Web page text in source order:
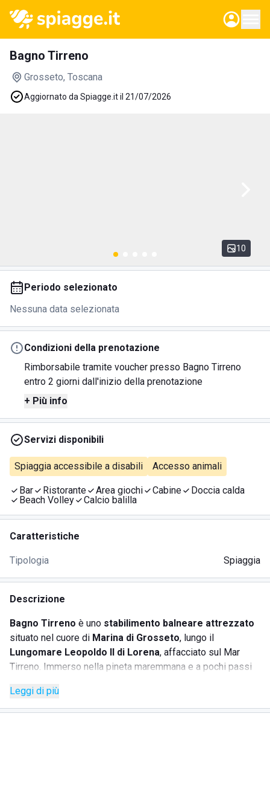
Bagno Tirreno
Grosseto, Toscana
Aggiornato da Spiagge.it il 21/07/2026
10
Periodo selezionato
Nessuna data selezionata
Condizioni della prenotazione
Rimborsabile tramite voucher presso Bagno Tirreno
entro 2 giorni dall'inizio della prenotazione
+ Più info
Servizi disponibili
Spiaggia accessibile a disabili Accesso animali
Bar Ristorante Area giochi Cabine
Doccia calda
Beach Volley
Calcio balilla
Caratteristiche
Tipologia Spiaggia
Descrizione
Bagno Tirreno è uno stabilimento balneare attrezzato
situato nel cuore di Marina di Grosseto, lungo il
Lungomare Leopoldo II di Lorena, affacciato sul Mar
Tirreno. Immerso nella pineta maremmana e a pochi passi
coppie e gruppi di amici
cucina.
Leggi di più